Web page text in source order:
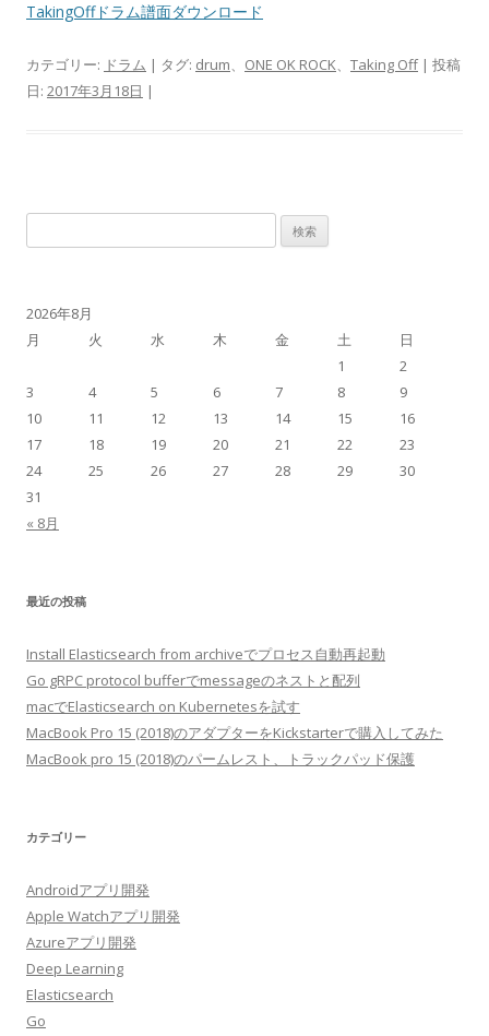
TakingOffドラム譜面ダウンロード
カテゴリー: ドラム | タグ: drum、 ONE OK ROCK、 Taking Off| 投稿
日: 2017年3月18日 |
索:
2026年8月
月
火 水 木 金 土
日
1
2
3
4 5 6 7 8
9
10
11 12 13 14 15
16
17
18 19 20 21 22
23
24
25 26 27 28 29
30
31
« 8月
最近の投稿
Install Elasticsearch from archiveでプロセス自動再起動
Go gRPC protocol bufferでmessageのネストと配列
macでElasticsearch on Kubernetesを試す
MacBook Pro 15 (2018)のアダプターをKickstarterで購入してみた
MacBook pro 15 (2018)のパームレスト、トラックパッド保護
カテゴリー
Androidアプリ開発
Apple Watchアプリ開発
Azureアプリ開発
Deep Learning
Elasticsearch
Go